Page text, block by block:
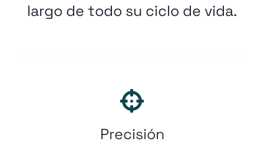
largo de todo su ciclo de vida.
Precisión